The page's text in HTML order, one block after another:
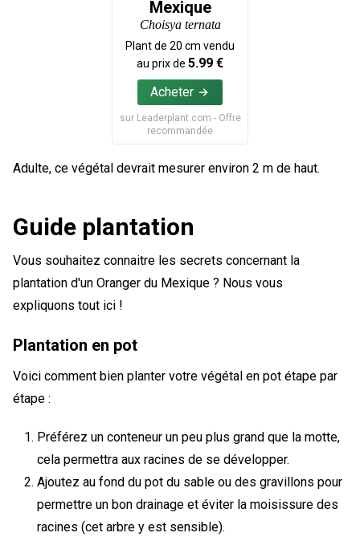
Mexique
Choisya ternata
Plant de 20 cm vendu
au prix de 5.99 €
Acheter
sur Leaderplant.com - Offre
recommandée
Adulte, ce végétal devrait mesurer environ 2 m de haut.
Guide plantation
Vous souhaitez connaitre les secrets concernant la
plantation d'un Oranger du Mexique ? Nous vous
expliquons tout ici !
Plantation en pot
Voici comment bien planter votre végétal en pot étape par
étape :
Préférez un conteneur un peu plus grand que la motte,
cela permettra aux racines de se développer.
Ajoutez au fond du pot du sable ou des gravillons pour
permettre un bon drainage et éviter la moisissure des
racines (cet arbre y est sensible).